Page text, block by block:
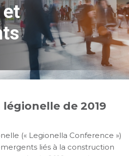
et
de 2019
(« Legionella Conference »)
liés à la construction